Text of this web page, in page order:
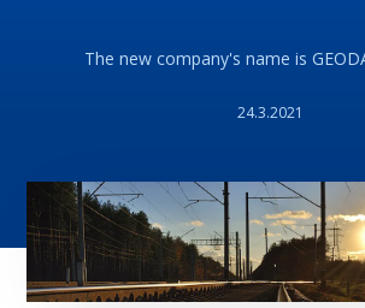
The new company's name is
24.3.2021